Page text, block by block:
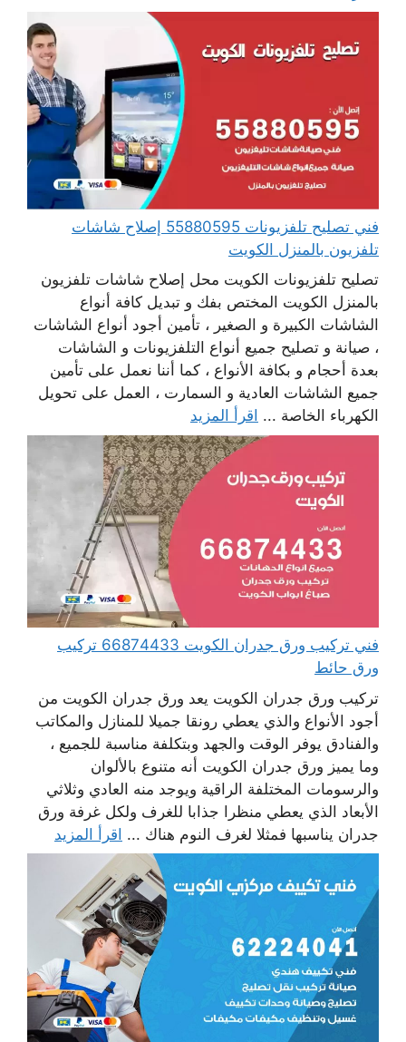
فني تصليح تلفزيونات 55880595 إصلاح شاشات
تلفزيون بالمنزل الكويت
تصليح تلفزيونات الكويت محل إصلاح شاشات تلفزيون
بالمنزل الكويت المختص بفك و تبديل كافة أنواع
الشاشات الكبيرة و الصغير ، تأمين أجود أنواع الشاشات
، صيانة و تصليح جميع أنواع التلفزيونات و الشاشات
بعدة أحجام و بكافة الأنواع ، كما أننا نعمل على تأمين
جميع الشاشات العادية و السمارت ، العمل على تحويل
الكهرباء الخاصة ... اقرأ المزيد
فني تركيب ورق جدران الكويت 66874433 تركيب
ورق حائط
تركيب ورق جدران الكويت يعد ورق جدران الكويت من
أجود الأنواع والذي يعطي رونقا جميلا للمنازل والمكاتب
والفنادق يوفر الوقت والجهد وبتكلفة مناسبة للجميع ،
وما يميز ورق جدران الكويت أنه متنوع بالألوان
والرسومات المختلفة الراقية ويوجد منه العادي وثلاثي
الأبعاد الذي يعطي منظرا جذابا للغرف ولكل غرفة ورق
جدران يناسبها فمثلا لغرف النوم هناك ... اقرأ المزيد